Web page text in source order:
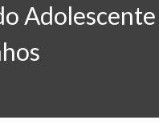
Adolescente